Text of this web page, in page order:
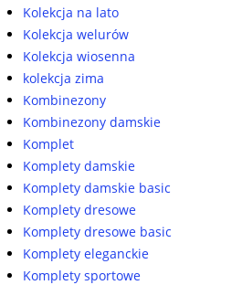
Kolekcja na lato
Kolekcja welurów
Kolekcja wiosenna
kolekcja zima
Kombinezony
Kombinezony damskie
Komplet
Komplety damskie
Komplety damskie basic
Komplety dresowe
Komplety dresowe basic
Komplety eleganckie
Komplety sportowe